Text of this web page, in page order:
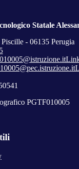
Statale
- 06135 Perugia
PGTF010005